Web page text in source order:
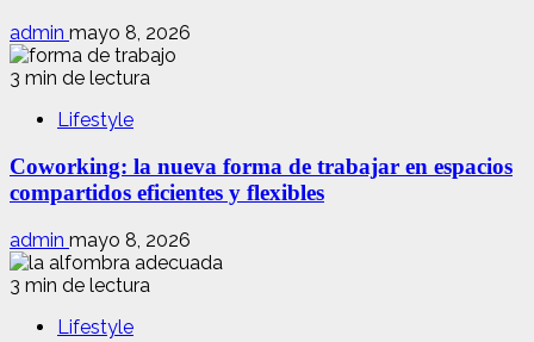
admin mayo 8, 2026
3 min de lectura
Lifestyle
Coworking: la nueva forma de trabajar en espacios
compartidos eficientes y flexibles
admin mayo 8, 2026
3 min de lectura
Lifestyle